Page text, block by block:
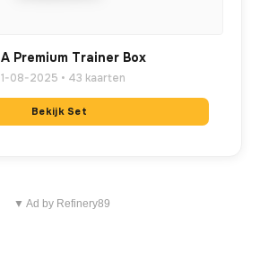
Premium Trainer Box
08-2025 • 43 kaarten
Bekijk Set
▼ Ad by Refinery89